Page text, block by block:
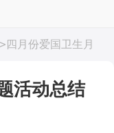
> 四月份爱国卫生月
活动总结